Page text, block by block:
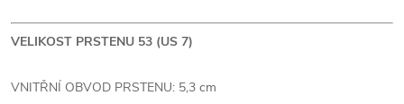
VELIKOST PRSTENU 53 (US 7)
VNITŘNÍ OBVOD PRSTENU: 5,3 cm